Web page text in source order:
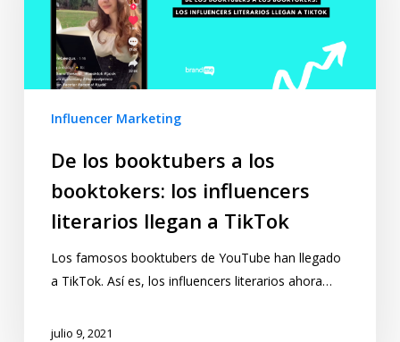
Influencer Marketing
De los booktubers a los
booktokers: los influencers
literarios llegan a TikTok
Los famosos booktubers de YouTube han llegado
a TikTok. Así es, los influencers literarios ahora…
julio 9, 2021